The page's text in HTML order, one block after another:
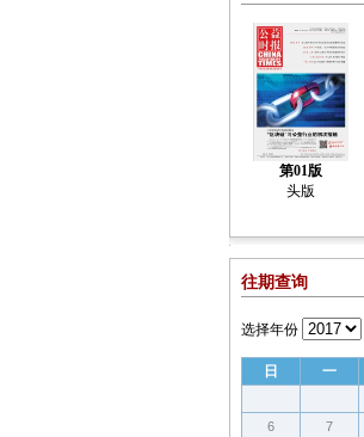
第01版
头版
往期查询
选择年份
日 一
6
7